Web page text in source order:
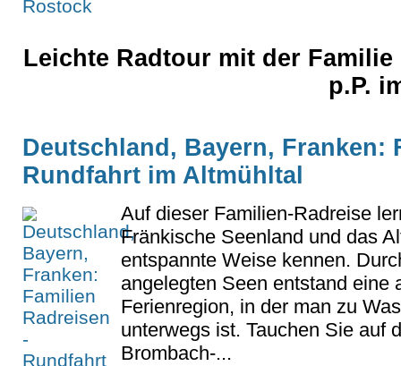
Leichte Radtour mit der
p.P.
Deutschland, Bayern, Franken:
Rundfahrt im Altmühltal
Auf dieser Familien-Radreise
Fränkische Seenland und das
entspannte Weise kennen.
angelegten Seen entstand eine
Ferienregion, in der man zu
unterwegs ist. Tauchen Sie auf
Brombach-...